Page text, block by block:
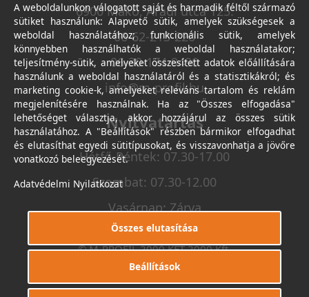
6900 Makó, Aradi utca 125.
06-62-213-220
06-30-174-9490
info@m-profil.hu
Nyitvatartás
Hétfő-Péntek: 07.30-17.00
Szombat: 07.30-12.00
Vasárnap: Zárva
© M-PROFIL 2000 KFT 2000 Kft.
Minden jog fenntartva.
KészítetteI.T.C. Kft.
A weboldalunkon válogatott saját és harmadik féltől származó
sütiket használunk: Alapvető sütik, amelyek szükségesek a
weboldal használatához; funkcionális sütik, amelyek
könnyebben használhatók a weboldal használatakor;
teljesítmény-sütik, amelyeket összesített adatok előállítására
használunk a weboldal használatáról és a statisztikákról; és
marketing cookie-k, amelyeket releváns tartalom és reklám
megjelenítésére használnak. Ha az "Összes elfogadása"
lehetőséget választja, akkor hozzájárul az összes sütik
használatához. A "Beállítások" részben bármikor elfogadhat
és elutasíthat egyedi sütitípusokat, és visszavonhatja a jövőre
vonatkozó beleegyezését.
Adatvédelmi Nyilatkozat
Összes elutasítása
Beállítások